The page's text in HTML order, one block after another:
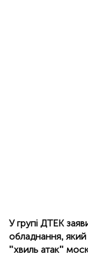
У групі ДТЕК
обладнання,
"хвиль атак"